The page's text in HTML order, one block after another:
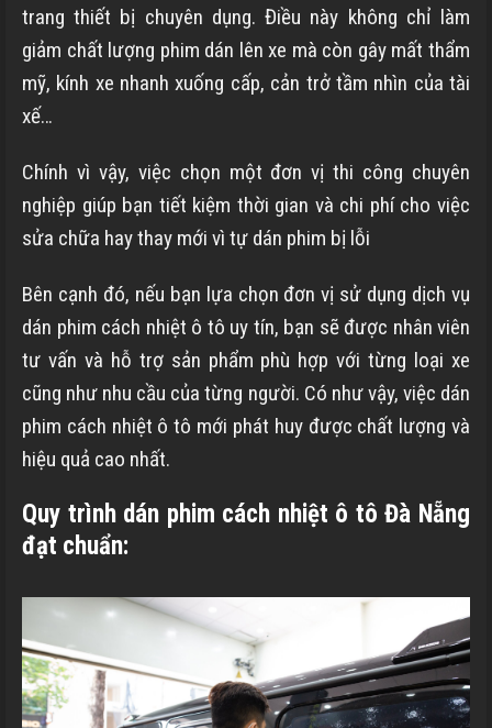
trang thiết bị chuyên dụng. Điều này không chỉ làm
giảm chất lượng phim dán lên xe mà còn gây mất thẩm
mỹ, kính xe nhanh xuống cấp, cản trở tầm nhìn của tài
xế…
Chính vì vậy, việc chọn một đơn vị thi công chuyên
nghiệp giúp bạn tiết kiệm thời gian và chi phí cho việc
sửa chữa hay thay mới vì tự dán phim bị lỗi
Bên cạnh đó, nếu bạn lựa chọn đơn vị sử dụng dịch vụ
dán phim cách nhiệt ô tô uy tín, bạn sẽ được nhân viên
tư vấn và hỗ trợ sản phẩm phù hợp với từng loại xe
cũng như nhu cầu của từng người. Có như vậy, việc dán
phim cách nhiệt ô tô mới phát huy được chất lượng và
hiệu quả cao nhất.
Quy trình dán phim cách nhiệt ô tô Đà Nẵng
đạt chuẩn: